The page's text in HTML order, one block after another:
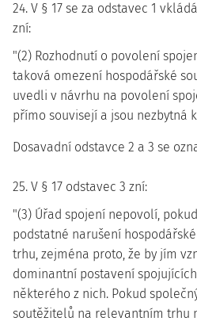
24. V § 17 se za odstavec 1
zní:
"(2) Rozhodnutí o povolení
taková omezení hospodářské
uvedli v návrhu na povolení
přímo souvisejí a jsou nezbytná
Dosavadní odstavce 2 a 3 se
25. V § 17 odstavec 3 zní:
"(3) Úřad spojení nepovolí,
podstatné narušení
trhu, zejména proto, že by jím
dominantní postavení
některého z nich. Pokud
soutěžitelů na relevantním trhu